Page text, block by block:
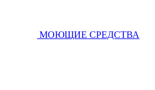
МОЮЩИЕ СРЕДСТВА